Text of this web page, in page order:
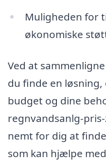
Muligheden for
økonomiske
Ved at
du finde en
budget og dine
regnvandsanlg-
nemt for dig at
som kan hjælpe